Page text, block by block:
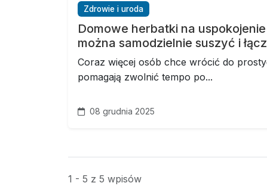
Zdrowie i uroda
Domowe herbatki na
można samodzielnie suszyć i
Coraz więcej osób chce wrócić do
pomagają zwolnić tempo po...
08 grudnia 2025
1 - 5 z 5 wpisów